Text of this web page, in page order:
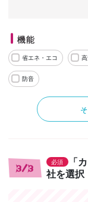
機能
省エネ・エコ
防音
3/3
必須
「
社を選択